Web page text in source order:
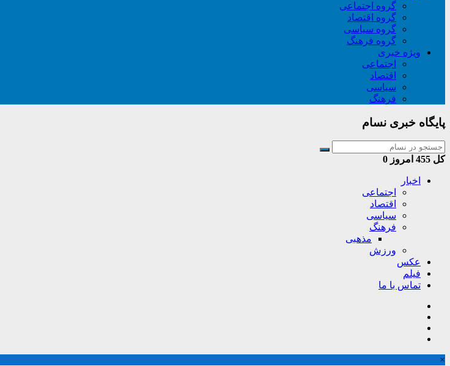
گروه اجتماعی
گروه اقتصاد
گروه سیاسی
گروه فرهنگ
ویژه خبری
اجتماعی
اقتصاد
سیاسی
فرهنگ
پایگاه خبری نسام
کل امروز 0
اخبار
اجتماعی
اقتصاد
سیاسی
فرهنگ
مذهبی
ورزش
عکس
فیلم
تماس با ما
×